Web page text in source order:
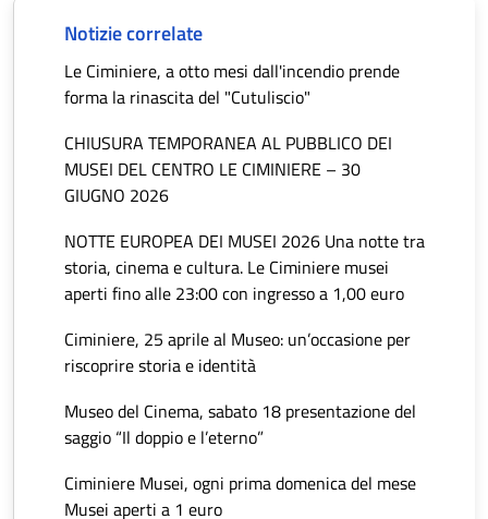
Notizie correlate
Le Ciminiere, a otto mesi dall'incendio prende
forma la rinascita del "Cutuliscio"
CHIUSURA TEMPORANEA AL PUBBLICO DEI
MUSEI DEL CENTRO LE CIMINIERE – 30
GIUGNO 2026
NOTTE EUROPEA DEI MUSEI 2026 Una notte tra
storia, cinema e cultura. Le Ciminiere musei
aperti fino alle 23:00 con ingresso a 1,00 euro
Ciminiere, 25 aprile al Museo: un’occasione per
riscoprire storia e identità
Museo del Cinema, sabato 18 presentazione del
saggio “Il doppio e l’eterno”
Ciminiere Musei, ogni prima domenica del mese
Musei aperti a 1 euro